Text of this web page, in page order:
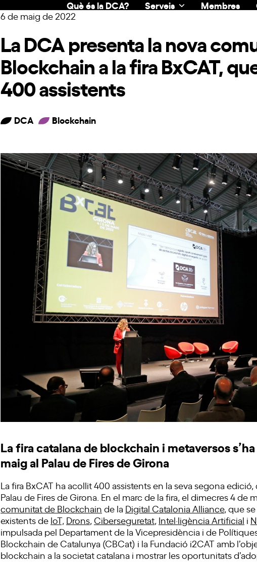
Què és la DCA? Serveis Membres
6 de maig de 2022
La DCA presenta la nova
Blockchain a la fira BxCAT,
400 assistents
DCA Blockchain
La fira catalana de blockchain i metaversos
maig al Palau de Fires de Girona
La fira BxCAT ha acollit 400 assistents en la seva segona
Palau de Fires de Girona. En el marc de la fira, el dimecres 4 de
comunitat de Blockchain de la Digital Catalonia Alliance, que
existents de IoT, Drons,Ciberseguretat, Intel·ligència Artificial i
impulsada pel Departament de la Vicepresidència i de
Blockchain de Catalunya (CBCat) i la Fundació i2CAT amb
blockchain a la societat catalana i mostrar les oportunitats